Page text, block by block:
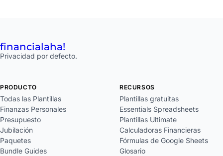
financialaha!
Privacidad por defecto.
PRODUCTO
Todas las Plantillas
Finanzas Personales
Presupuesto
Jubilación
Paquetes
Bundle Guides
RECURSOS
Plantillas gratuitas
Essentials Spreadsheets
Plantillas Ultimate
Calculadoras Financieras
Fórmulas de Google Sheets
Glosario